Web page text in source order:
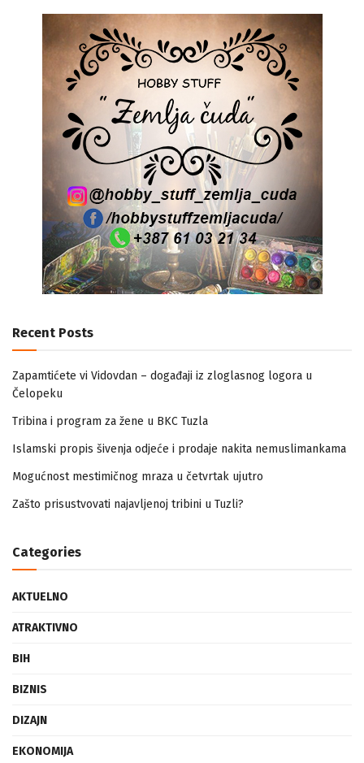
Recent Posts
Zapamtićete vi Vidovdan – događaji iz zloglasnog logora u
Čelopeku
Tribina i program za žene u BKC Tuzla
Islamski propis šivenja odjeće i prodaje nakita nemuslimankama
Mogućnost mestimičnog mraza u četvrtak ujutro
Zašto prisustvovati najavljenoj tribini u Tuzli?
Categories
AKTUELNO
ATRAKTIVNO
BIH
BIZNIS
DIZAJN
EKONOMIJA